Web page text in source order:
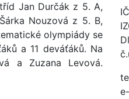
Jan Durčák z 5. A,
Nouzová z 5. B,
olympiády se
a 11 deváťáků. Na
a Zuzana Levová.